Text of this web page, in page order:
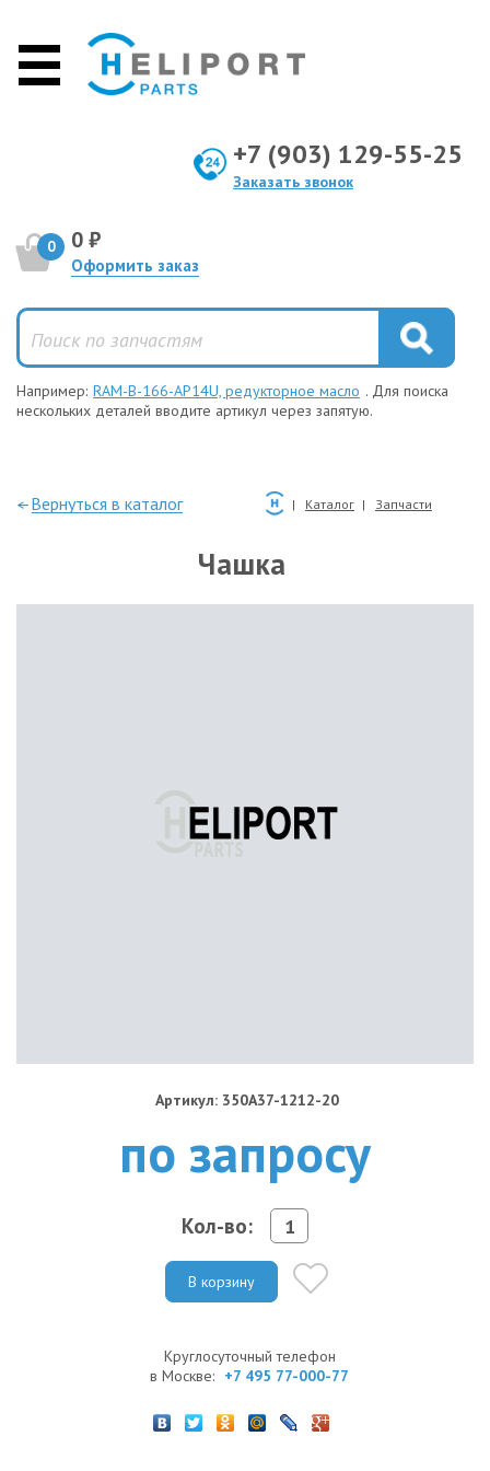
+7 (903) 129-55-25
Заказать звонок
0 0 ₽
Оформить заказ
Например: RAM-B-166-AP14U, редукторное масло . Для поиска
нескольких деталей вводите артикул через запятую.
—Вернуться в каталог Каталог Запчасти
Чашка
Артикул: 350A37-1212-20
по запросу
Кол-во:
В корзину
Круглосуточный телефон
в Москве: +7 495 77-000-77